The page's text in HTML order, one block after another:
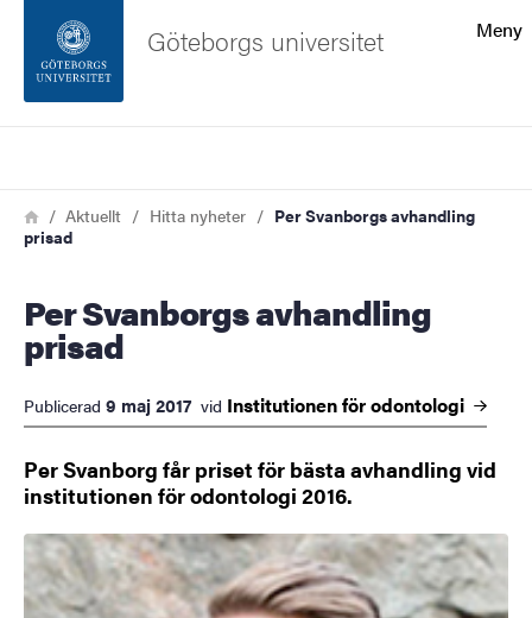
Sidfoten
Om webbplatsen
Meny
Göteborgs universitet
Länkstig
HemAktuellt Hitta nyheter
Per Svanborgs avhandling
prisad
Per Svanborgs avhandling
prisad
Publicerad 9 maj 2017 vid Institutionen förodontologi
Per Svanborg får priset för bästa avhandling vid
institutionen för odontologi 2016.